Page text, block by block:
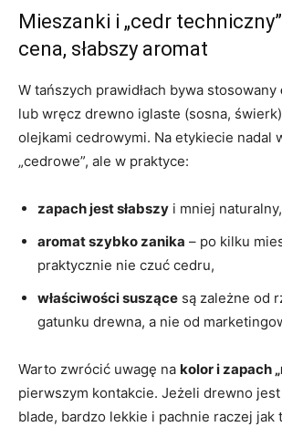
Mieszanki i „cedr
cena, słabszy aromat
W tańszych prawidłach bywa stosowany
lub wręcz drewno iglaste (sosna,
olejkami cedrowymi. Na etykiecie nadal
„cedrowe”, ale w praktyce:
zapach jest słabszy i mniej naturalny,
aromat szybko zanika – po kilku
praktycznie nie czuć cedru,
właściwości suszące są zależne od
gatunku drewna, a nie od
Warto zwrócić uwagę na kolor i zapach
pierwszym kontakcie. Jeżeli drewno
blade, bardzo lekkie i pachnie raczej jak